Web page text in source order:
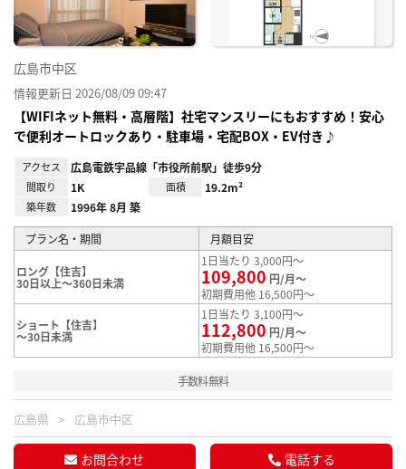
広島市中区
情報更新日 2026/08/09 09:47
【WIFIネット無料・高層階】社宅マンスリーにもおすすめ！安心
で便利オートロックあり・駐車場・宅配BOX・EV付き♪
アクセス 広島電鉄宇品線「市役所前駅」徒歩9分
間取り 1K 面積 19.2m²
築年数 1996年 8月 築
プラン名・期間 月額目安
ロング【住吉】
30日以上～360日未満
1日当たり 3,000円～
109,800 円/月～
初期費用他 16,500円～
ショート【住吉】
～30日未満
1日当たり 3,100円～
112,800 円/月～
初期費用他 16,500円～
手数料無料
広島県 広島市中区
お問合わせ 電話する